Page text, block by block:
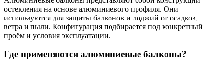
остекления на основе алюминиевого профиля. Они
используются для защиты балконов и лоджий от осадков,
ветра и пыли. Конфигурация подбирается под конкретный
проём и условия эксплуатации.
Где применяются алюминиевые балконы?